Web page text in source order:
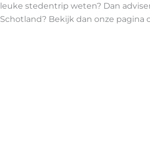
leuke stedentrip weten? Dan
Schotland? Bekijk dan onze pagina